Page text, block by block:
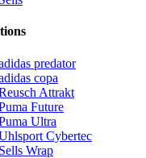
predator
copa
Attrakt
Future
Ultra
Cybertec
Sells Wrap